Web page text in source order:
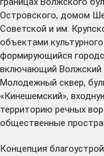
Островского, домом
Советской и им.
объектами
формирующийся
включающий Волжский
Молодежный сквер,
«Кинешемский»,
территорию речных
общественные
Концепция